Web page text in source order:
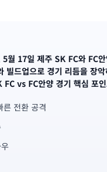
17일 제주 SK FC와 FC
드업으로 경기 리듬을 장
vs FC안양 경기 핵심 포
전환 공격